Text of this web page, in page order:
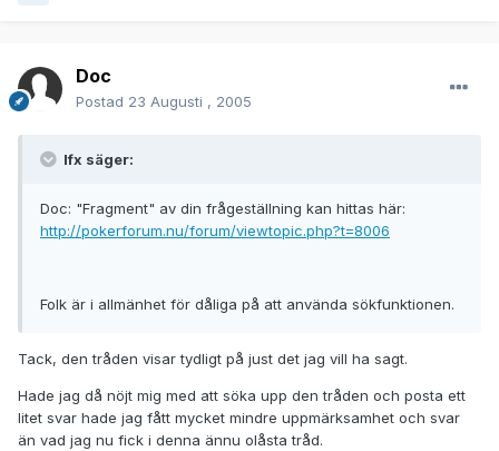
Doc
Postad 23 Augusti , 2005
lfx säger:
Doc: "Fragment" av din frågeställning kan hittas här:
http://pokerforum.nu/forum/viewtopic.php?t=8006
Folk är i allmänhet för dåliga på att använda sökfunktionen.
Tack, den tråden visar tydligt på just det jag vill ha sagt.
Hade jag då nöjt mig med att söka upp den tråden och posta ett
litet svar hade jag fått mycket mindre uppmärksamhet och svar
än vad jag nu fick i denna ännu olåsta tråd.